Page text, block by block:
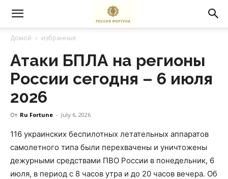
Домой избранные
Атаки БПЛА на регионы
России сегодня – 6 июля
2026
От Ru Fortune - July 6, 2026
️116 украинских беспилотных летательных аппаратов
самолетного типа были перехвачены и уничтожены
дежурными средствами ПВО России в понедельник, 6
июля, в период с 8 часов утра и до 20 часов вечера. Об